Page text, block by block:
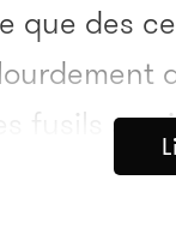
que des
fusils
Les